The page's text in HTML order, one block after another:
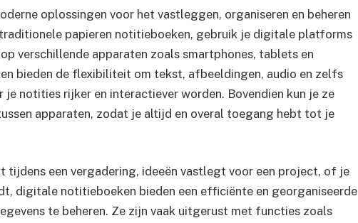
oplossingen voor het vastleggen, organiseren en beheren
papieren notitieboeken, gebruik je digitale platforms
verschillende apparaten zoals smartphones, tablets en
bieden de flexibiliteit om tekst, afbeeldingen, audio en zelfs
notities rijker en interactiever worden. Bovendien kun je ze
apparaten, zodat je altijd en overal toegang hebt tot je
tijdens een vergadering, ideeën vastlegt voor een project, of je
digitale notitieboeken bieden een efficiënte en georganiseerde
te beheren. Ze zijn vaak uitgerust met functies zoals